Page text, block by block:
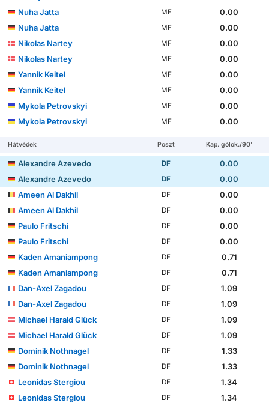
Nuha Jatta
MF
0.00
Nuha Jatta
MF
0.00
Nikolas Nartey
MF
0.00
Nikolas Nartey
MF
0.00
Yannik Keitel
MF
0.00
Yannik Keitel
MF
0.00
Mykola Petrovskyi
MF
0.00
Mykola Petrovskyi
MF 0.00
Hátvédek Poszt Kap. gólok./90'
Alexandre Azevedo DF
0.00
Alexandre Azevedo
DF
0.00
Ameen Al Dakhil
DF
0.00
Ameen Al Dakhil
DF
0.00
Paulo Fritschi
DF
0.00
Paulo Fritschi
DF
0.00
Kaden Amaniampong
DF
0.71
Kaden Amaniampong
DF
0.71
Dan-Axel Zagadou
DF
1.09
Dan-Axel Zagadou
DF
1.09
Michael Harald Glück
DF
1.09
Michael Harald Glück
DF
1.09
Dominik Nothnagel
DF
1.33
Dominik Nothnagel
DF
1.33
Leonidas Stergiou
DF
1.34
Leonidas Stergiou
DF
1.34